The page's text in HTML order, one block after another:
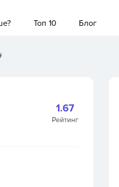
Топ 10 Блог
1.67
Рейтинг